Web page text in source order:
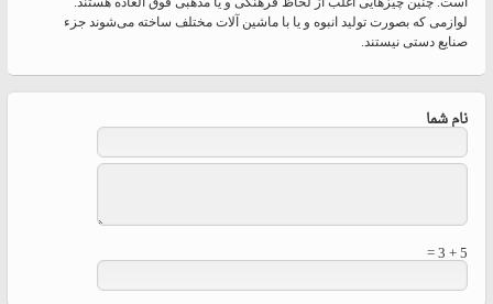
لوازمی که بصورت تولید انبوه و یا با ماشین آلات مختلف ساخته می‌شوند جزء
صنایع دستی نیستند.
نام شما
5 + 3 =